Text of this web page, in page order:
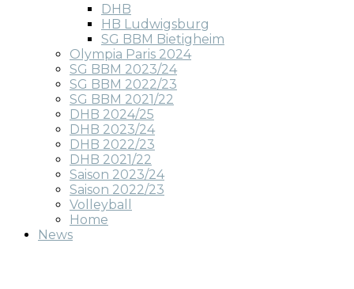
DHB
HB Ludwigsburg
SG BBM Bietigheim
Olympia Paris 2024
SG BBM 2023/24
SG BBM 2022/23
SG BBM 2021/22
DHB 2024/25
DHB 2023/24
DHB 2022/23
DHB 2021/22
Saison 2023/24
Saison 2022/23
Volleyball
Home
News